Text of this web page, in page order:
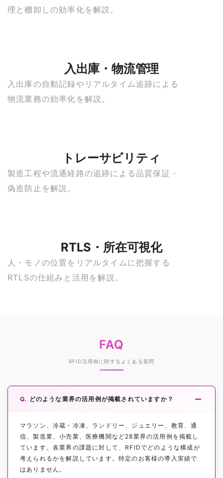
理と棚卸しの効率化を解説。
入出庫・物流管理
入出庫の自動記録やリアルタイム追跡による
物流業務の効率化を解説。
トレーサビリティ
製造工程や流通経路の追跡による品質保証・
偽造防止を解説。
RTLS・所在可視化
人・モノの位置をリアルタイムに把握する
RTLSの仕組みと活用を解説。
FAQ
RFID活用例に関するよくある質問
どのような業界の活用例が掲載されていますか？
マラソン、冷蔵・冷凍、ランドリー、ジュエリー、教育、通
信、製造業、小売業、医療機関など28業界の活用例を掲載し
ています。各業界の課題に対して、RFIDでどのような構成が
考えられるかを解説しています。特定のお客様の導入実績で
はありません。